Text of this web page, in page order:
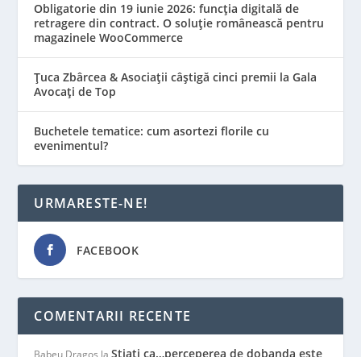
Obligatorie din 19 iunie 2026: funcția digitală de
retragere din contract. O soluție românească pentru
magazinele WooCommerce
Țuca Zbârcea & Asociații câștigă cinci premii la Gala
Avocați de Top
Buchetele tematice: cum asortezi florile cu
evenimentul?
URMARESTE-NE!
FACEBOOK
COMENTARII RECENTE
Babeu Dragos laStiati ca…perceperea de dobanda este